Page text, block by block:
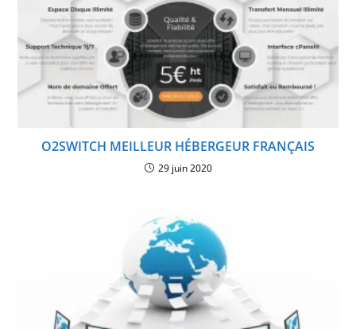
O2SWITCH MEILLEUR HÉBERGEUR FRANÇAIS
29 juin 2020